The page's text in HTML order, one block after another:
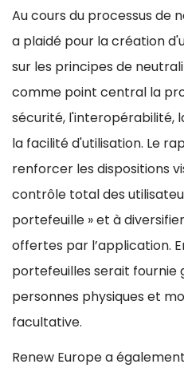
Au cours du processus de
a plaidé pour la création
sur les principes de
comme point central la
sécurité, l'interopérabilité,
la facilité d'utilisation. Le
renforcer les dispositions
contrôle total des
portefeuille » et à
offertes par l’application.
portefeuilles serait fournie
personnes physiques et
facultative.
Renew Europe a